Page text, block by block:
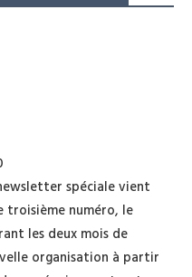
spéciale vient
troisième numéro, le
les deux mois de
organisation à partir